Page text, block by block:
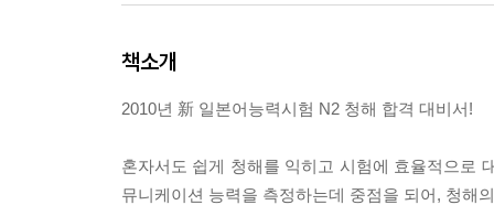
책소개
2010년 新 일본어능력시험 N2 청해 합격 대비서!
혼자서도 쉽게 청해를 익히고 시험에 효율적으로
뮤니케이션 능력을 측정하는데 중점을 되어, 청해